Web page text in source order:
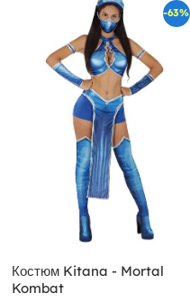
-63%
Костюм Kitana - Mortal
Kombat